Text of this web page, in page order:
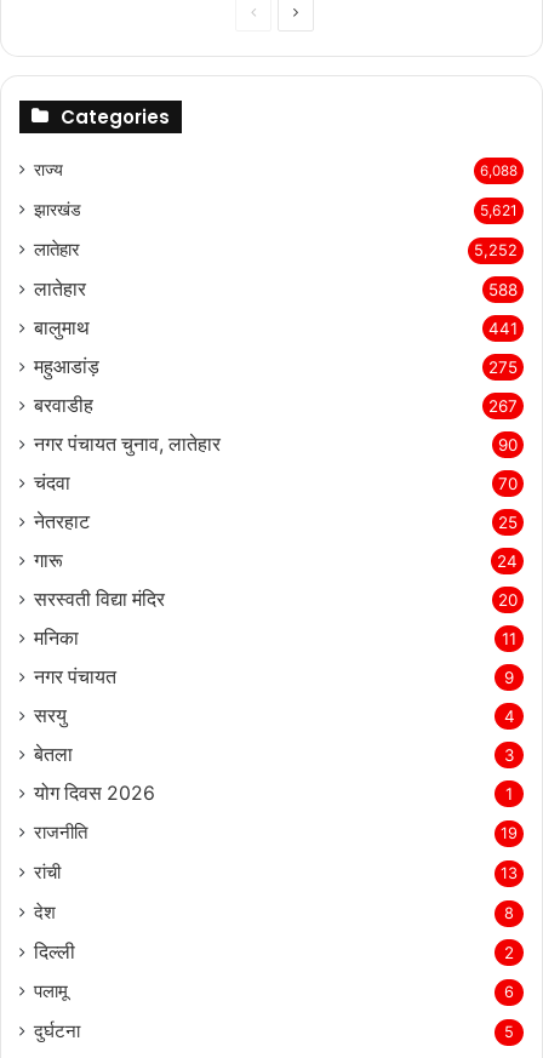
PreviousNext
Categories
राज्‍य 6,088
झारखंड 5,621
लातेहार 5,252
लातेहार 588
बालुमाथ 441
महुआडांड़ 275
बरवाडीह 267
नगर पंचायत चुनाव, लातेहार 90
चंदवा 70
नेतरहाट 25
गारू 24
सरस्‍वती विद्या मंदिर 20
मनिका 11
नगर पंचायत 9
सरयु 4
बेतला 3
योग दिवस 2026 1
राजनीति 19
रांची 13
देश 8
दिल्‍ली 2
पलामू 6
दुर्घटना 5